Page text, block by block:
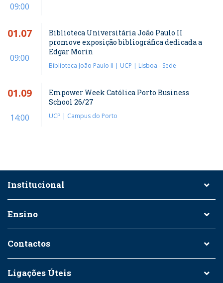
09:00
01.07
09:00
Biblioteca Universitária João Paulo II
promove exposição bibliográfica dedicada a
Edgar Morin
Biblioteca João Paulo II | UCP | Lisboa - Sede
01.09
14:00
Empower Week Católica Porto Business
School 26/27
UCP | Campus do Porto
Institucional
Ensino
Contactos
Ligações Úteis